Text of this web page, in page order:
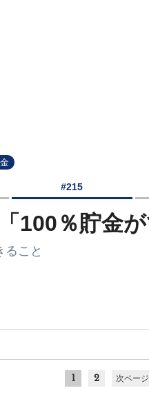
#215
100％貯金が
ること
1 2 次ページ